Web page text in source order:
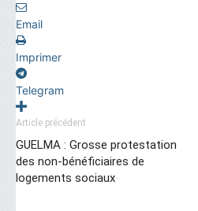
Email
Imprimer
Telegram
Article précédent
GUELMA : Grosse protestation
des non-bénéficiaires de
logements sociaux